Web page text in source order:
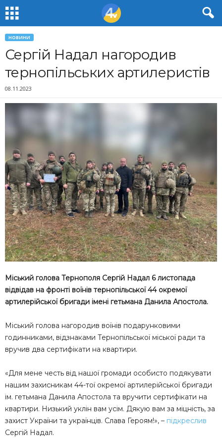
НОВИНИ
Сергій Надал нагородив
тернопільських артилеристів
08.11.2023
Міський голова Тернополя Сергій Надал 6 листопада
відвідав на фронті воїнів тернопільської 44 окремої
артилерійської бригади імені гетьмана Данила Апостола.
Міський голова нагородив воїнів подарунковими
годинниками, відзнаками Тернопільської міської ради та
вручив два сертифікати на квартири.
«Для мене честь від нашої громади особисто подякувати
нашим захисникам 44-тої окремої артилерійської бригади
ім. гетьмана Данила Апостола та вручити сертифікати на
квартири. Низький уклін вам усім. Дякую вам за міцність, за
захист України та українців. Слава Героям!», – підкреслив
Сергій Надал.